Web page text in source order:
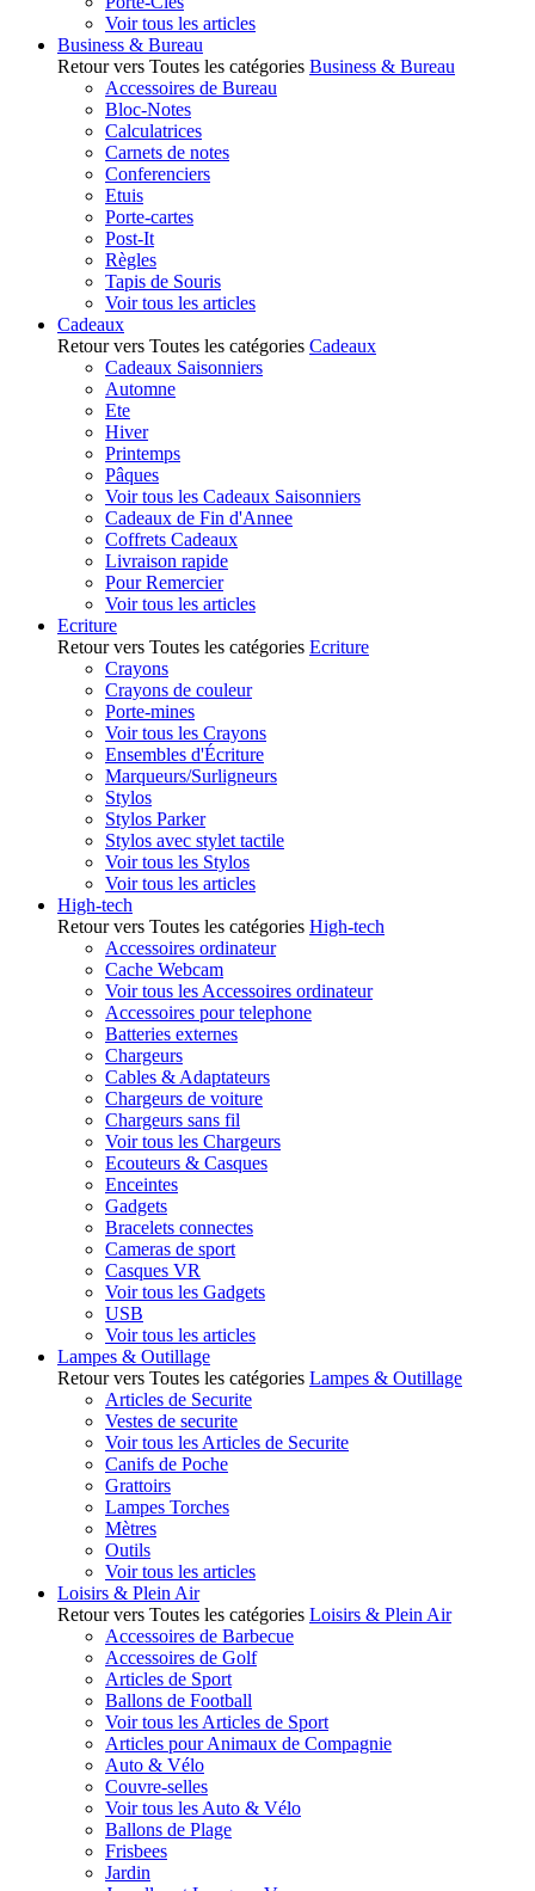
Voir tous les articles
Business & Bureau
Retour vers Toutes les catégories Business & Bureau
Accessoires de Bureau
Bloc-Notes
Calculatrices
Carnets de notes
Conferenciers
Etuis
Porte-cartes
Post-It
Règles
Tapis de Souris
Voir tous les articles
Cadeaux
Retour vers Toutes les catégories Cadeaux
Cadeaux Saisonniers
Automne
Ete
Hiver
Printemps
Pâques
Voir tous les Cadeaux Saisonniers
Cadeaux de Fin d'Annee
Coffrets Cadeaux
Livraison rapide
Pour Remercier
Voir tous les articles
Ecriture
Retour vers Toutes les catégories Ecriture
Crayons
Crayons de couleur
Porte-mines
Voir tous les Crayons
Ensembles d'Écriture
Marqueurs/Surligneurs
Stylos
Stylos Parker
Stylos avec stylet tactile
Voir tous les Stylos
Voir tous les articles
High-tech
Retour vers Toutes les catégories High-tech
Accessoires ordinateur
Cache Webcam
Voir tous les Accessoires ordinateur
Accessoires pour telephone
Batteries externes
Chargeurs
Cables & Adaptateurs
Chargeurs de voiture
Chargeurs sans fil
Voir tous les Chargeurs
Ecouteurs & Casques
Enceintes
Gadgets
Bracelets connectes
Cameras de sport
Casques VR
Voir tous les Gadgets
USB
Voir tous les articles
Lampes & Outillage
Retour vers Toutes les catégories Lampes & Outillage
Articles de Securite
Vestes de securite
Voir tous les Articles de Securite
Canifs de Poche
Grattoirs
Lampes Torches
Mètres
Outils
Voir tous les articles
Loisirs & Plein Air
Retour vers Toutes les catégories Loisirs & Plein Air
Accessoires de Barbecue
Accessoires de Golf
Articles de Sport
Ballons de Football
Voir tous les Articles de Sport
Articles pour Animaux de Compagnie
Auto & Vélo
Couvre-selles
Voir tous les Auto & Vélo
Ballons de Plage
Frisbees
Jardin